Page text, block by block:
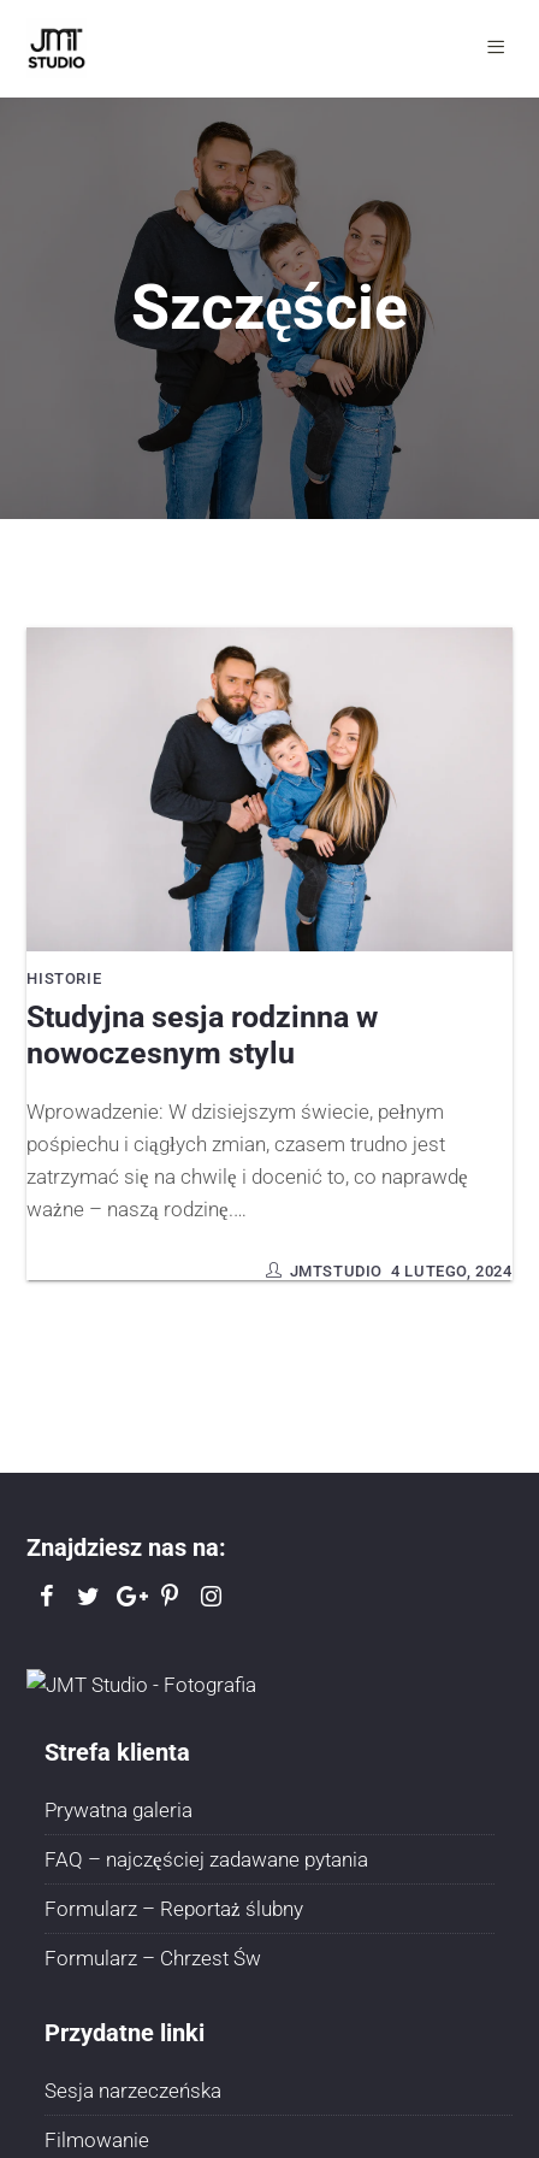
Szczęście
HISTORIE
Studyjna sesja rodzinna w
nowoczesnym stylu
Wprowadzenie: W dzisiejszym świecie, pełnym
pośpiechu i ciągłych zmian, czasem trudno jest
zatrzymać się na chwilę i docenić to, co naprawdę
ważne – naszą rodzinę.…
4 LUTEGO, 2024
JMTSTUDIO
Znajdziesz nas na:
Strefa klienta
Prywatna galeria
FAQ – najczęściej zadawane pytania
Formularz – Reportaż ślubny
Formularz – Chrzest Św
Przydatne linki
Sesja narzeczeńska
Filmowanie